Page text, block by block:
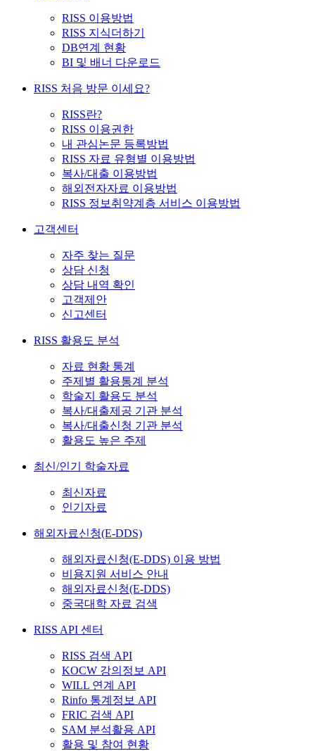
RISS 이용방법
RISS 지식더하기
DB연계 현황
BI 및 배너 다운로드
RISS 처음 방문 이세요?
RISS란?
RISS 이용권한
내 관심논문 등록방법
RISS 자료 유형별 이용방법
복사/대출 이용방법
해외전자자료 이용방법
RISS 정보취약계층 서비스 이용방법
고객센터
자주 찾는 질문
상담 신청
상담 내역 확인
고객제안
신고센터
RISS 활용도 분석
자료 현황 통계
주제별 활용통계 분석
학술지 활용도 분석
복사/대출제공 기관 분석
복사/대출신청 기관 분석
활용도 높은 주제
최신/인기 학술자료
최신자료
인기자료
해외자료신청(E-DDS)
해외자료신청(E-DDS) 이용 방법
비용지원 서비스 안내
해외자료신청(E-DDS)
중국대학 자료 검색
RISS API 센터
RISS 검색 API
KOCW 강의정보 API
WILL 연계 API
Rinfo 통계정보 API
FRIC 검색 API
SAM 분석활용 API
활용 및 참여 현황